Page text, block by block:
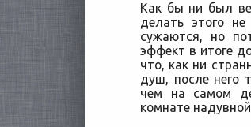
Как бы ни был
делать этого
сужаются, но
эффект в итоге
что, как ни
душ, после него
чем на самом
комнате